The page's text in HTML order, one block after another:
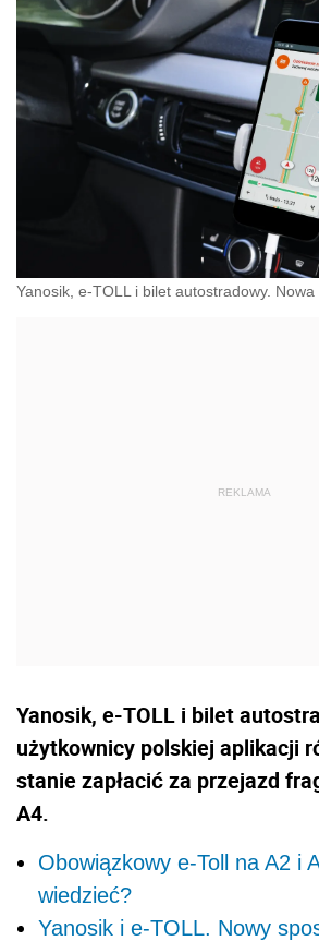
Yanosik, e-TOLL i bilet autostradowy. Nowa
Yanosik, e-TOLL i bilet
użytkownicy polskiej aplikacji
stanie zapłacić za przejazd
A4.
Obowiązkowy e-Toll na A2 i
wiedzieć?
Yanosik i e-TOLL. Nowy